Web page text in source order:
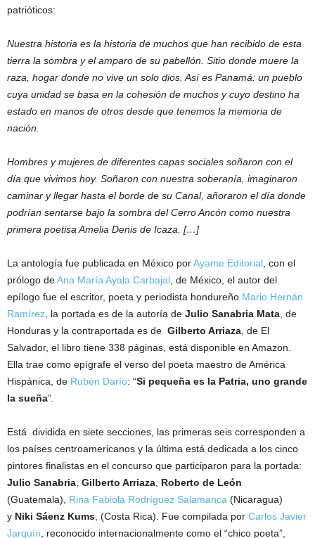
patrióticos:
Nuestra historia es la historia de muchos que han recibido de esta
tierra la sombra y el amparo de su pabellón. Sitio donde muere la
raza, hogar donde no vive un solo dios. Así es Panamá: un pueblo
cuya unidad se basa en la cohesión de muchos y cuyo destino ha
estado en manos de otros desde que tenemos la memoria de
nación.
Hombres y mujeres de diferentes capas sociales soñaron con el
día que vivimos hoy. Soñaron con nuestra soberanía, imaginaron
caminar y llegar hasta el borde de su Canal, añoraron el día donde
podrían sentarse bajo la sombra del Cerro Ancón como nuestra
primera poetisa Amelia Denis de Icaza. […]
La antología fue publicada en México porAyame Editorial , con el
prólogo deAna María Ayala Carbajal , de México, el autor del
epílogo fue el escritor, poeta y periodista hondureño Mario Hernán
Ramírez , la portada es de la autoría de Julio Sanabria Mata , de
Honduras y la contraportada es de Gilberto Arriaza , de El
Salvador, el libro tiene 338 páginas, está disponible en Amazon.
Ella trae como epígrafe el verso del poeta maestro de América
Hispánica, de Rubén Darío: “Si pequeña es la Patria, uno grande
la sueña”.
Está dividida en siete secciones, las primeras seis corresponden a
los países centroamericanos y la última está dedicada a los cinco
pintores finalistas en el concurso que participaron para la portada:
Julio Sanabria Gilberto Arriaza Roberto de León
(Guatemala), Rina Fabiola Rodríguez Salamanca (Nicaragua)
y Niki Sáenz Kums , (Costa Rica). Fue compilada por Carlos Javier
Jarquín , reconocido internacionalmente como el “chico poeta”,